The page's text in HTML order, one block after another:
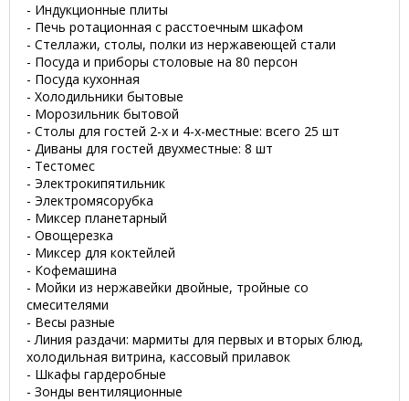
- Индукционные плиты
- Печь ротационная с расстоечным шкафом
- Стеллажи, столы, полки из нержавеющей стали
- Посуда и приборы столовые на 80 персон
- Посуда кухонная
- Холодильники бытовые
- Морозильник бытовой
- Столы для гостей 2-х и 4-х-местные: всего 25 шт
- Диваны для гостей двухместные: 8 шт
- Тестомес
- Электрокипятильник
- Электромясорубка
- Миксер планетарный
- Овощерезка
- Миксер для коктейлей
- Кофемашина
- Мойки из нержавейки двойные, тройные со
смесителями
- Весы разные
- Линия раздачи: мармиты для первых и вторых блюд,
холодильная витрина, кассовый прилавок
- Шкафы гардеробные
- Зонды вентиляционные